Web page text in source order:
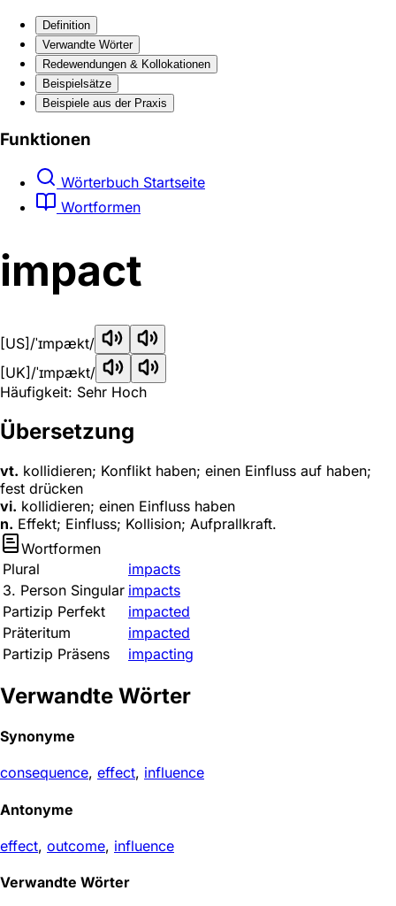
Definition
Verwandte Wörter
Redewendungen & Kollokationen
Beispielsätze
Beispiele aus der Praxis
Funktionen
Wörterbuch Startseite
Wortformen
impact
[US] /ˈɪmpækt/
[UK] /ˈɪmpækt/
Häufigkeit: Sehr Hoch
Übersetzung
vt. kollidieren; Konflikt haben; einen Einfluss auf haben;
fest drücken
vi. kollidieren; einen Einfluss haben
n. Effekt; Einfluss; Kollision; Aufprallkraft.
Wortformen
Plural
impacts
3. Person Singular impacts
Partizip Perfekt
impacted
Präteritum
impacted
Partizip Präsens
impacting
Verwandte Wörter
Synonyme
consequence, effect, influence
Antonyme
effect, outcome, influence
Verwandte Wörter